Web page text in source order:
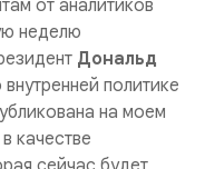
от аналитиков
неделю
Дональд
политике
на моем
качестве